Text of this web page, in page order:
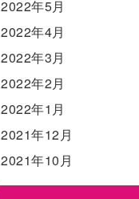
2022年5月
2022年4月
2022年3月
2022年2月
2022年1月
2021年12月
2021年10月